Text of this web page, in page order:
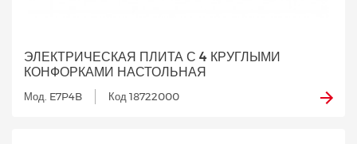
ЭЛЕКТРИЧЕСКАЯ ПЛИТА С 4 КРУГЛЫМИ
КОНФОРКАМИ НАСТОЛЬНАЯ
Мод. E7P4B Код 18722000